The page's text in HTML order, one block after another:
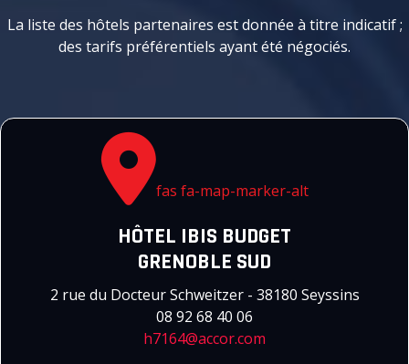
La liste des hôtels partenaires est donnée à titre indicatif ;
des tarifs préférentiels ayant été négociés.
fas fa-map-marker-alt
HÔTEL IBIS BUDGET
GRENOBLE SUD
2 rue du Docteur Schweitzer - 38180 Seyssins
08 92 68 40 06
h7164@accor.com